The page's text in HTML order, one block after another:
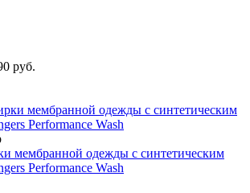
руб.
мембранной одежды с синтетическим
Performance Wash